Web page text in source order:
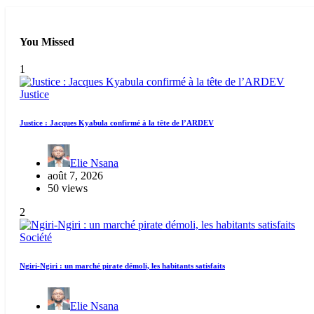
You Missed
1
Justice
Justice : Jacques Kyabula confirmé à la tête de l’ARDEV
Elie Nsana
août 7, 2026
50 views
2
Société
Ngiri-Ngiri : un marché pirate démoli, les habitants satisfaits
Elie Nsana